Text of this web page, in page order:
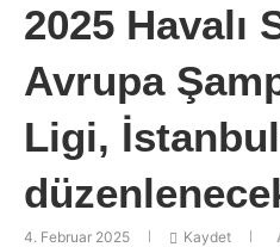
2025 Havalı
Avrupa
Ligi,
4. Februar 2025 Kaydet